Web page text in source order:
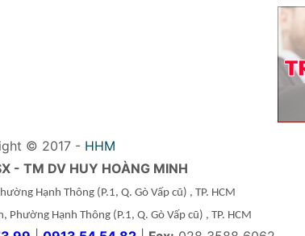
© 2017 - HHM
- TM DV HUY HOÀNG MINH
Hạnh Thông (P.1, Q. Gò Vấp cũ) , TP. HCM
Phường Hạnh Thông(P.1, Q. Gò Vấp cũ) , TP. HCM